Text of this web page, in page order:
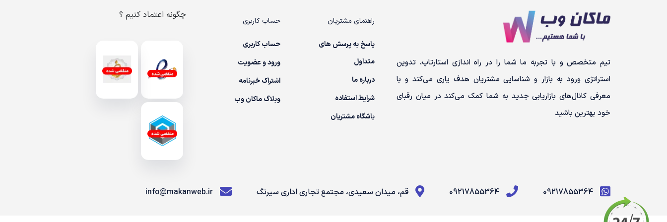
تیم متخصص و با تجربه ما شما را در راه اندازی استارتاپ، تدوین
استراتژی ورود به بازار و شناسایی مشتریان هدف یاری می‌کند و با
معرفی کانال‌های بازاریابی جدید به شما کمک می‌کند در میان رقبای
خود بهترین باشید
راهنمای مشتریان
پاسخ به پرسش های
متداول
درباره ما
شرایط استفاده
باشگاه مشتریان
حساب کاربری
حساب کاربری
ورود و عضویت
اشتراک خبرنامه
وبلاگ ماکان وب
چگونه اعتماد کنیم ؟
09217855364
09217855364 قم، میدان سعیدی، مجتمع تجاری اداری سیرنگ info@makanweb.ir